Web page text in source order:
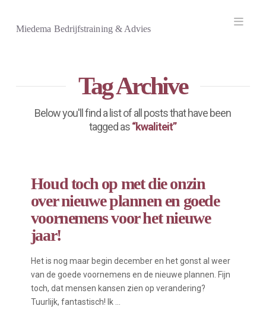
Miedema Bedrijfstraining & Advies
Tag Archive
Below you'll find a list of all posts that have been
tagged as“kwaliteit”
Houd toch op met die onzin
over nieuwe plannen en goede
voornemens voor het nieuwe
jaar!
Het is nog maar begin december en het gonst al weer
van de goede voornemens en de nieuwe plannen. Fijn
toch, dat mensen kansen zien op verandering?
Tuurlijk, fantastisch! Ik …